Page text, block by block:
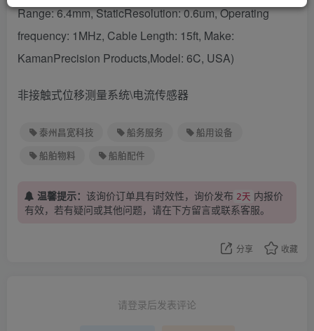
Range: 6.4mm, StaticResolution: 0.6um, Operating
frequency: 1MHz, Cable Length: 15ft, Make:
KamanPrecision Products,Model: 6C, USA)
非接触式位移测量系统\电流传感器
泰州昌宽科技 船务服务
船用设备
船舶物料
船舶配件
温馨提示： 该询价订单具有时效性，询价发布 2天 内报价
有效，若有疑问或其他问题，请在下方留言或联系客服。
分享 收藏
请登录后发表评论